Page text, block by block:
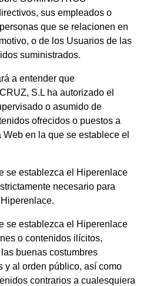
sus empleados o
que se relacionen en
o de los Usuarios de las
suministrados.
a entender que
S.L ha autorizado el
o asumido de
ofrecidos o puestos a
en la que se establece el
se establezca el Hiperenlace
necesario para
se establezca el Hiperenlace
o contenidos ilícitos,
buenas costumbres
y al orden público, así como
contrarios a cualesquiera